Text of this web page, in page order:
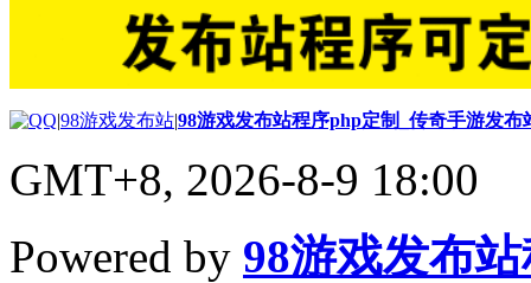
|98游戏发布站|98游戏发布站程序php定制_传奇手游发
GMT+8, 2026-8-9 18:00
Powered by 98游戏发布